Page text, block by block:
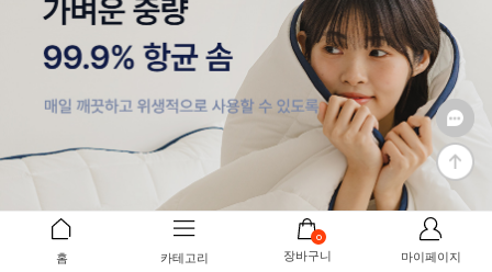
홈 카테고리
0
장바구니 마이페이지